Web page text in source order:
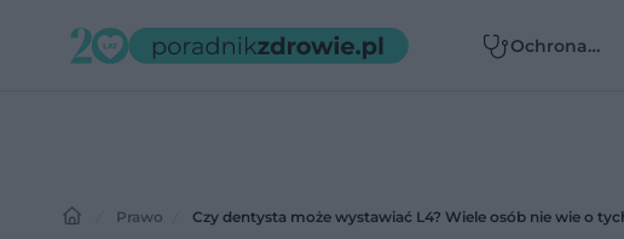
Ochrona
Prawo Czy dentysta może wystawiać L4? Wiele osób nie wie o